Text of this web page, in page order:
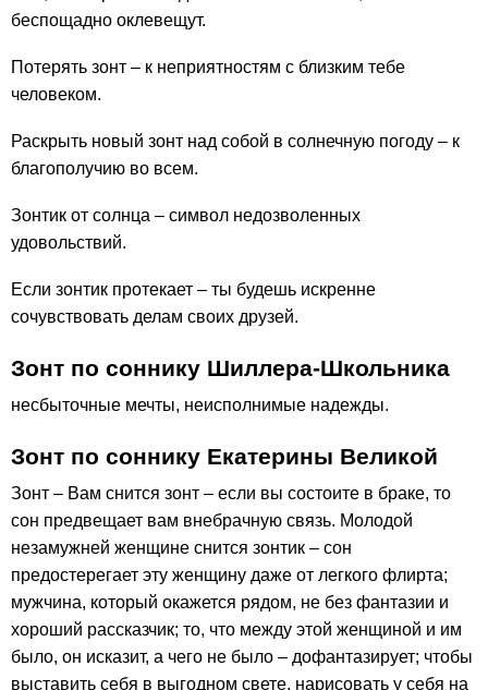
беспощадно оклевещут.
Потерять зонт – к неприятностям с близким тебе
человеком.
Раскрыть новый зонт над собой в солнечную погоду – к
благополучию во всем.
Зонтик от солнца – символ недозволенных
удовольствий.
Если зонтик протекает – ты будешь искренне
сочувствовать делам своих друзей.
Зонт по соннику Шиллера-Школьника
несбыточные мечты, неисполнимые надежды.
Зонт по соннику Екатерины Великой
Зонт – Вам снится зонт – если вы состоите в браке, то
сон предвещает вам внебрачную связь. Молодой
незамужней женщине снится зонтик – сон
предостерегает эту женщину даже от легкого флирта;
мужчина, который окажется рядом, не без фантазии и
хороший рассказчик; то, что между этой женщиной и им
было, он исказит, а чего не было – дофантазирует; чтобы
выставить себя в выгодном свете, нарисовать у себя на